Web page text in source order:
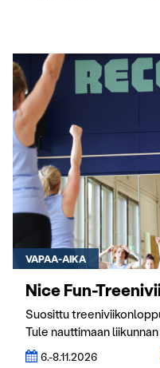
VAPAA-AIKA
Nice Fun-
Suosittu
Tule nauttimaan
6.-8.11.2026